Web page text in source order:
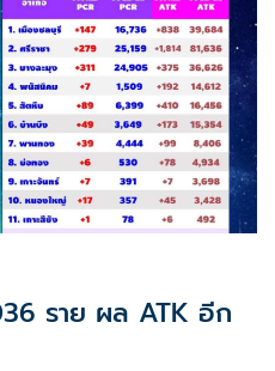
ราย ผล ATK อีก